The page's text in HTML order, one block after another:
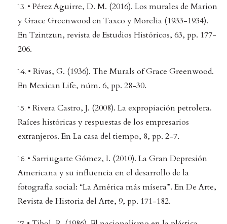
• Pérez Aguirre, D. M. (2016). Los murales de Marion
y Grace Greenwood en Taxco y Morelia (1933-1934).
En Tzintzun, revista de Estudios Históricos, 63, pp. 177-
206.
• Rivas, G. (1936). The Murals of Grace Greenwood.
En Mexican Life, núm. 6, pp. 28-30.
• Rivera Castro, J. (2008). La expropiación petrolera.
Raíces históricas y respuestas de los empresarios
extranjeros. En La casa del tiempo, 8, pp. 2-7.
• Sarriugarte Gómez, I. (2010). La Gran Depresión
Americana y su influencia en el desarrollo de la
fotografía social: “La América más mísera”. En De Arte,
Revista de Historia del Arte, 9, pp. 171-182.